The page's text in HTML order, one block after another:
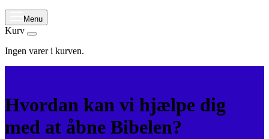
Menu
Kurv
Ingen varer i kurven.
Hvordan kan vi hjælpe dig
med at åbne Bibelen?